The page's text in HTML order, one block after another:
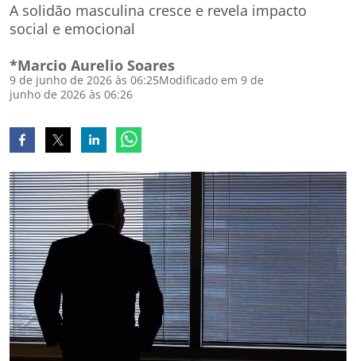
A solidão masculina cresce e revela impacto
social e emocional
*Marcio Aurelio Soares
9 de junho de 2026 às 06:25Modificado em 9 de
junho de 2026 às 06:26